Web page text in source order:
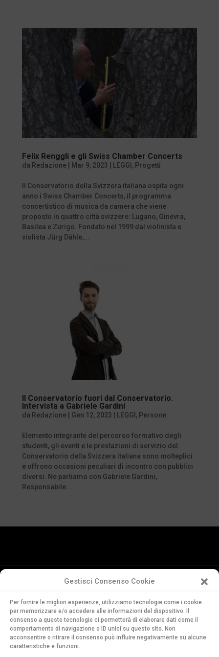
Gestisci Consenso Cookie
Per fornire le migliori esperienze, utilizziamo tecnologie come i cookie
per memorizzare e/o accedere alle informazioni del dispositivo. Il
consenso a queste tecnologie ci permetterà di elaborare dati come il
comportamento di navigazione o ID unici su questo sito. Non
acconsentire o ritirare il consenso può influire negativamente su alcune
caratteristiche e funzioni.
Felix Renggli e gli Swiss Chamber Concerts
da Redazione| Mar 9, 2023 LEGGI , Progetti
Il Conservatorio della Svizzera italiana ospita ogni
anno i Swiss Chamber Concerts, il programma
concertistico di musica da camera che viene
proposto in quattro città svizzere: Lugano, Ginevra,
Basilea e Zurigo. Fondato nel 1999 dal violinista e
violista Jürg Dähle,...
Il Conservatorio fuori dal Conservatorio.
Intervista a Gabriele Gardini
da Redazione| Gen 12, 2023 LEGGI , Persone
Elemento integrante del percorso formativo degli
studenti, gli eventi e le prestazioni di servizio del
Conservatorio della Svizzera italiana sono molteplici
e offrono occasioni peculiari di incontro con pubblici
diversi. Ne parliamo con Gabriele Gardini,
Responsabile...
della Svizzera Italiana
Via Soldino 9
CH-6900 Lugano
T. +41 91 960 30 40